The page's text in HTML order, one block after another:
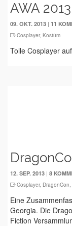
AWA
09. OKT. 2013 | 11
Cosplayer, Kostüm
Tolle Cosplayer
12. SEP. 2013 | 8
Cosplayer, DragonCon,
Eine
Georgia. Die
Fiction